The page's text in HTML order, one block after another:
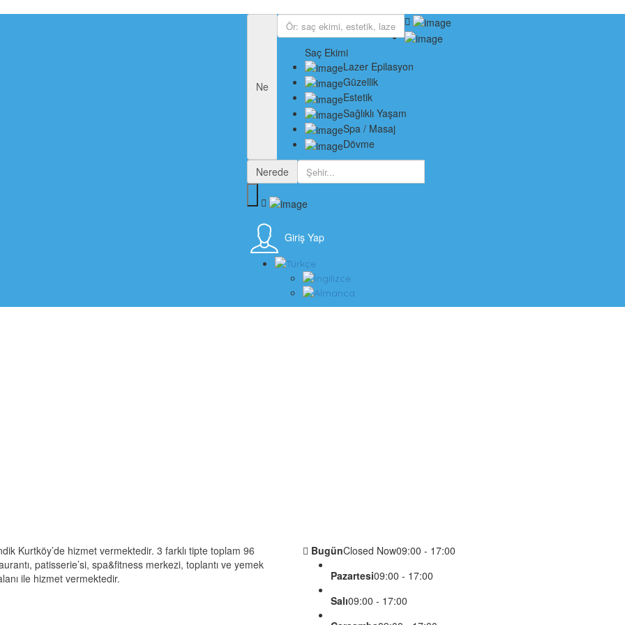
Ne
Saç Ekimi
Lazer Epilasyon
Güzellik
Estetik
Sağlıklı Yaşam
Spa / Masaj
Dövme
Nerede
Giriş Yap
Kurtköy’de hizmet vermektedir. 3 farklı tipte toplam 96
patisserie’si, spa&fitness merkezi, toplantı ve yemek
ile hizmet vermektedir.
BugünClosed Now09:00 - 17:00
Pazartesi09:00 - 17:00
Salı09:00 - 17:00